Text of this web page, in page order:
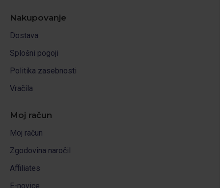
Nakupovanje
Dostava
Splošni pogoji
Politika zasebnosti
Vračila
Moj račun
Moj račun
Zgodovina naročil
Affiliates
E-novice